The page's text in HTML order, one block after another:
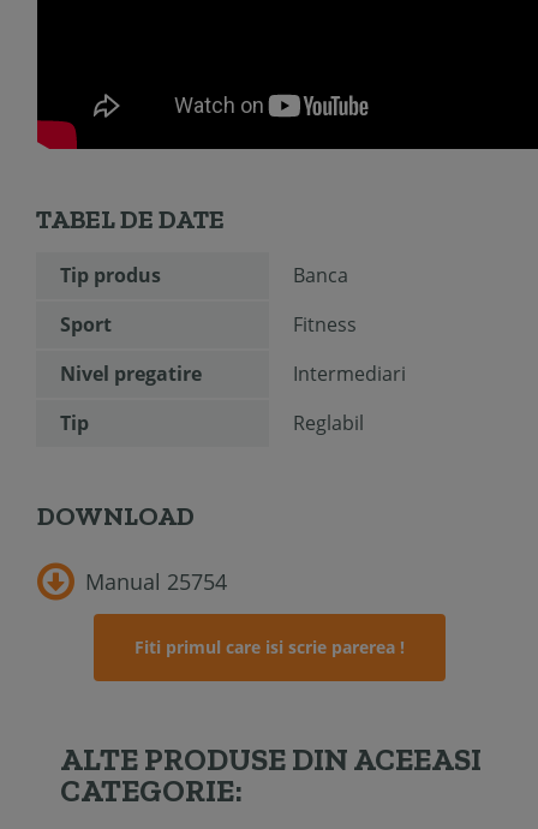
TABEL DE DATE
Tip produs
Banca
Sport
Fitness
Nivel pregatire
Intermediari
Tip
Reglabil
DOWNLOAD
Manual 25754
Fiti primul care isi scrie parerea !
ALTE PRODUSE DIN ACEEASI
CATEGORIE: